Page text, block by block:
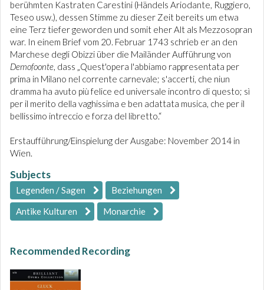
berühmten Kastraten Carestini (Händels Ariodante, Ruggiero,
Teseo usw.), dessen Stimme zu dieser Zeit bereits um etwa
eine Terz tiefer geworden und somit eher Alt als Mezzosopran
war. In einem Brief vom 20. Februar 1743 schrieb er an den
Marchese degli Obizzi über die Mailänder Aufführung von
Demofoonte, dass „Quest'opera l'abbiamo rappresentata per
prima in Milano nel corrente carnevale; s'accerti, che niun
dramma ha avuto più felice ed universale incontro di questo; sì
per il merito della vaghissima e ben adattata musica, che per il
bellissimo intreccio e forza del libretto.“
Erstaufführung/Einspielung der Ausgabe: November 2014 in
Wien.
Subjects
Legenden / Sagen
Beziehungen
Antike Kulturen
Monarchie
Recommended Recording